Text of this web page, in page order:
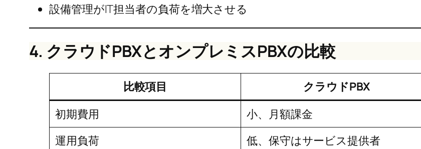
設備管理がIT担当者の負荷を増大させる
4. クラウドPBXとオンプレミスPBXの比較
比較項目 クラウドPBX
初期費用
小、月額課金
運用負荷
低、保守はサービス提供者